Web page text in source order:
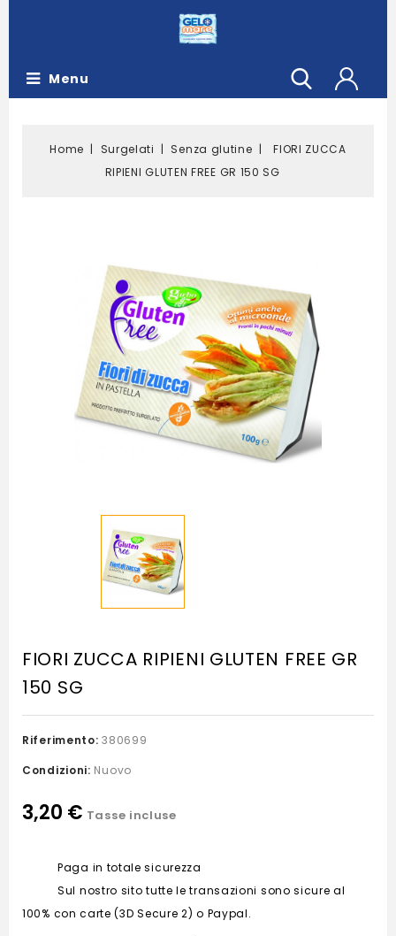
Menu
Home Surgelati Senza glutine
FIORI ZUCCA
RIPIENI GLUTEN FREE GR 150 SG
FIORI ZUCCA RIPIENI GLUTEN FREE GR
150 SG
Riferimento: 380699
Condizioni: Nuovo
3,20 € Tasse incluse
Paga in totale sicurezza
Sul nostro sito tutte le transazioni sono sicure al
100% con carte (3D Secure 2) o Paypal.